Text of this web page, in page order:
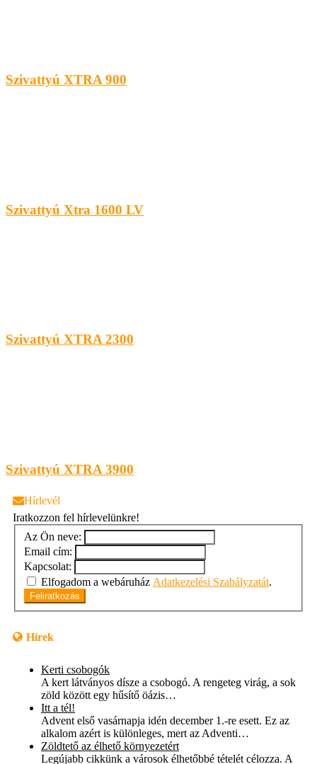
Szivattyú XTRA 900
Szivattyú Xtra 1600 LV
Szivattyú XTRA 2300
Szivattyú XTRA 3900
Hírlevél
Iratkozzon fel hírlevelünkre!
Az Ön neve:
Email cím:
Kapcsolat:
Elfogadom a webáruház Adatkezelési Szabályzatát.
Feliratkozás
Hírek
Kerti csobogók
A kert látványos dísze a csobogó. A rengeteg virág, a sok
zöld között egy hűsítő öázis…
Itt a tél!
Advent első vasárnapja idén december 1.-re esett. Ez az
alkalom azért is különleges, mert az Adventi…
Zöldtető az élhető környezetért
Legújabb cikkünk a városok élhetőbbé tételét célozza. A